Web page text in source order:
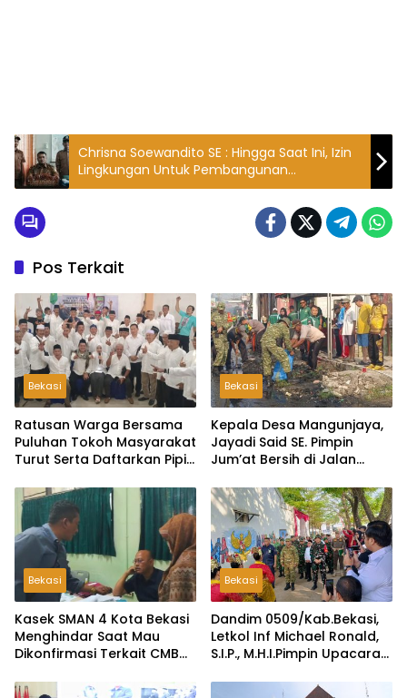
Chrisna Soewandito SE : Hingga Saat Ini, Izin
Lingkungan Untuk Pembangunan
Perumahan Tirta Alam Cibitung Belum
Pos Terkait
Bekasi
Ratusan Warga Bersama
Puluhan Tokoh Masyarakat
Turut Serta Daftarkan Pipit
Kepala Desa Lambangsari
Bekasi
Kepala Desa Mangunjaya,
Jayadi Said SE. Pimpin
Jum’at Bersih di Jalan
Bekasi
Kasek SMAN 4 Kota Bekasi
Menghindar Saat Mau
Dikonfirmasi Terkait CMB
Bekasi
Dandim 0509/Kab.Bekasi,
Letkol Inf Michael Ronald,
S.I.P., M.H.I.Pimpin Upacara
di Desa Wibawamulya